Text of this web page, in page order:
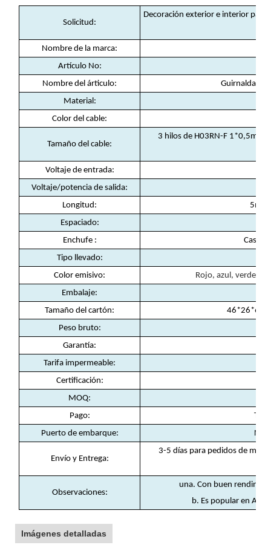
Solicitud:
Decoración exterior e interior
Nombre de la marca:
Artículo No:
Nombre del árticulo:
Guirnalda de
Material:
Color del cable:
Tamaño del cable:
3 hilos de H03RN-F
Voltaje de entrada:
Voltaje/potencia de salida:
Longitud:
5m /
Espaciado:
Enchufe :
Tipo llevado:
Color emisivo:
Rojo, azul, verde,
Embalaje:
Tamaño del cartón:
Peso bruto:
Garantía:
Tarifa impermeable:
Certificación:
MOQ:
Pago:
T/
Puerto de embarque:
Envío y Entrega:
3-5 días para pedidos de
Observaciones:
una. Con buen
b. Es popular en
Imágenes detalladas